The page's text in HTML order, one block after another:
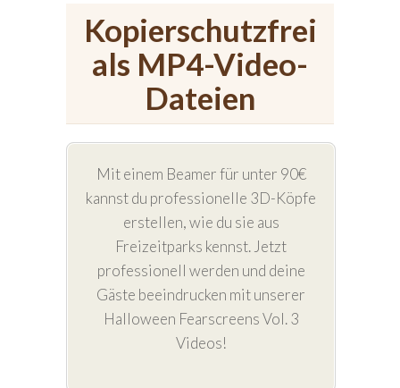
Kopierschutzfrei
als MP4-Video-
Dateien
Mit einem Beamer für unter 90€
kannst du professionelle 3D-Köpfe
erstellen, wie du sie aus
Freizeitparks kennst. Jetzt
professionell werden und deine
Gäste beeindrucken mit unserer
Halloween Fearscreens Vol. 3
Videos!